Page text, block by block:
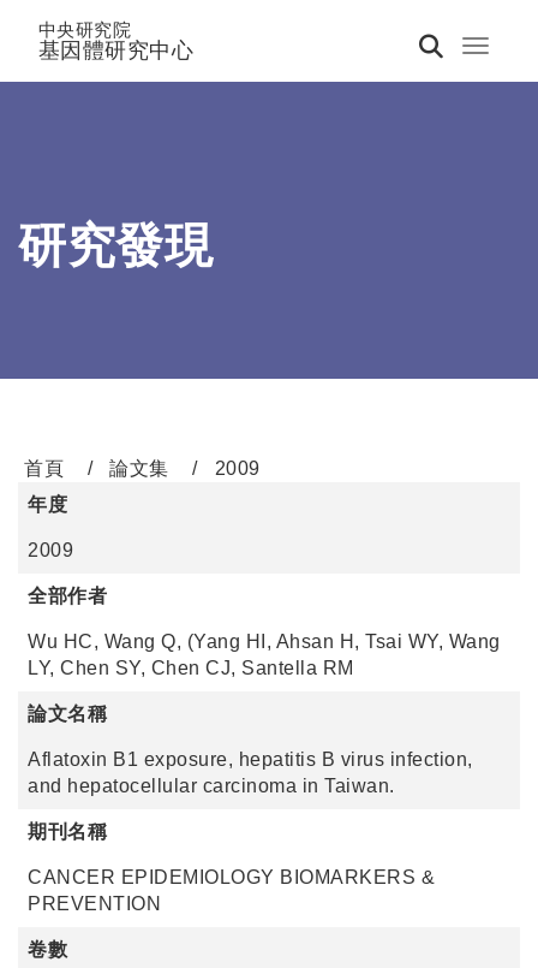
Toggle
中央研究院
基因體研究中心
研究發現
首頁 論文集
2009
年度
2009
全部作者
Wu HC, Wang Q, (Yang HI, Ahsan H, Tsai WY, Wang
LY, Chen SY, Chen CJ, Santella RM
論文名稱
Aflatoxin B1 exposure, hepatitis B virus infection,
and hepatocellular carcinoma in Taiwan.
期刊名稱
CANCER EPIDEMIOLOGY BIOMARKERS &
PREVENTION
卷數